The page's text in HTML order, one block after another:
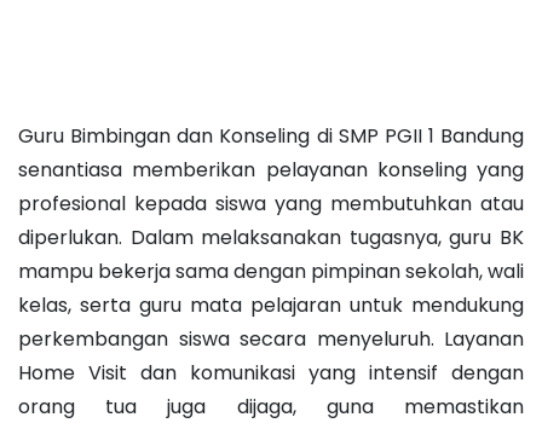
Guru Bimbingan dan Konseling di SMP PGII 1 Bandung
senantiasa memberikan pelayanan konseling yang
profesional kepada siswa yang membutuhkan atau
diperlukan. Dalam melaksanakan tugasnya, guru BK
mampu bekerja sama dengan pimpinan sekolah, wali
kelas, serta guru mata pelajaran untuk mendukung
perkembangan siswa secara menyeluruh. Layanan
Home Visit dan komunikasi yang intensif dengan
orang tua juga dijaga, guna memastikan